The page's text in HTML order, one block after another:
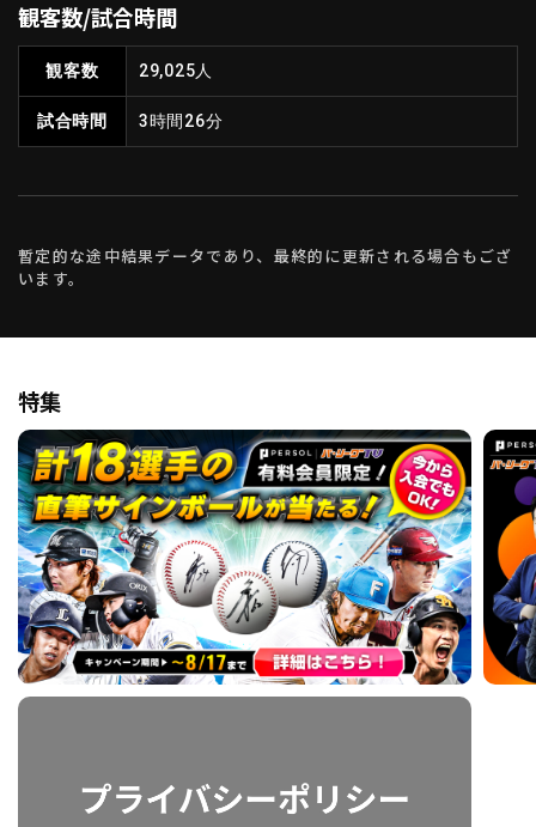
観客数/試合時間
観客数 29,025人
試合時間 3時間26分
暫定的な途中結果データであり、最終的に更新される場合もござ
います。
特集